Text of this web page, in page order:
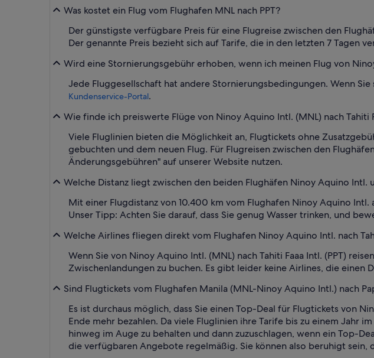
Was kostet ein Flug vom Flughafen MNL nach PPT?
Der günstigste verfügbare Preis für eine Flugreise zwischen den
Der genannte Preis bezieht sich auf Tarife, die in den letzten 7 Tagen
Wird eine Stornierungsgebühr erhoben, wenn ich meinen Flug von
Jede Fluggesellschaft hat andere Stornierungsbedingungen. Wenn
Kundenservice-Portal.
Wie finde ich preiswerte Flüge von Ninoy Aquino Intl. (MNL) nach
Viele Fluglinien bieten die Möglichkeit an, Flugtickets ohne
gebuchten und dem neuen Flug. Für Flugreisen zwischen den
Änderungsgebühren" auf unserer Website nutzen.
Welche Distanz liegt zwischen den beiden Flughäfen Ninoy Aquino Intl.
Mit einer Flugdistanz von 10.400 km vom Flughafen Ninoy Aquino Intl.
Unser Tipp: Achten Sie darauf, dass Sie genug Wasser trinken, und
Welche Airlines fliegen direkt vom Flughafen Ninoy Aquino Intl. nach
Wenn Sie von Ninoy Aquino Intl. (MNL) nach Tahiti Faaa Intl. (PPT)
Zwischenlandungen zu buchen. Es gibt leider keine Airlines, die einen
Sind Flugtickets vom Flughafen Manila (MNL-Ninoy Aquino Intl.) nach
Es ist durchaus möglich, dass Sie einen Top-Deal für Flugtickets von
Ende mehr bezahlen. Da viele Fluglinien ihre Tarife bis zu einem Jahr
hinweg im Auge zu behalten und dann zuzuschlagen, wenn ein Top-
die verfügbaren Angebote regelmäßig. Sie können also beruhigt sein,